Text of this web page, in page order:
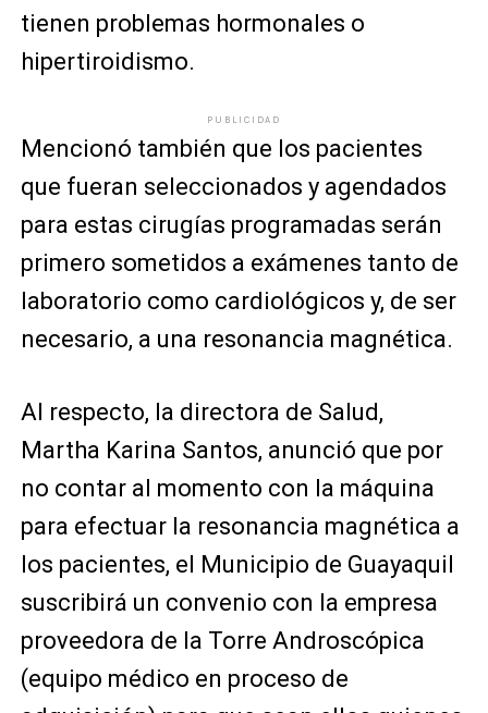
tienen problemas hormonales o
hipertiroidismo.
PUBLICIDAD
Mencionó también que los pacientes
que fueran seleccionados y agendados
para estas cirugías programadas serán
primero sometidos a exámenes tanto de
laboratorio como cardiológicos y, de ser
necesario, a una resonancia magnética.
Al respecto, la directora de Salud,
Martha Karina Santos, anunció que por
no contar al momento con la máquina
para efectuar la resonancia magnética a
los pacientes, el Municipio de Guayaquil
suscribirá un convenio con la empresa
proveedora de la Torre Androscópica
(equipo médico en proceso de